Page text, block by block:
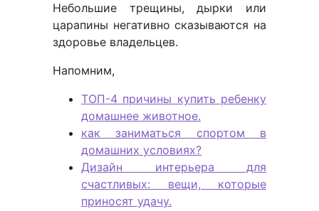
Небольшие трещины, дырки или
царапины негативно сказываются на
здоровье владельцев.
Напомним,
ТОП-4 причины купить ребенку
домашнее животное.
как заниматься спортом в
домашних условиях?
Дизайн интерьера для
счастливых: вещи, которые
приносят удачу.